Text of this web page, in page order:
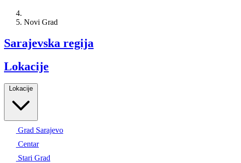
Novi Grad
Sarajevska regija
Lokacije
Lokacije
Grad Sarajevo
Centar
Stari Grad